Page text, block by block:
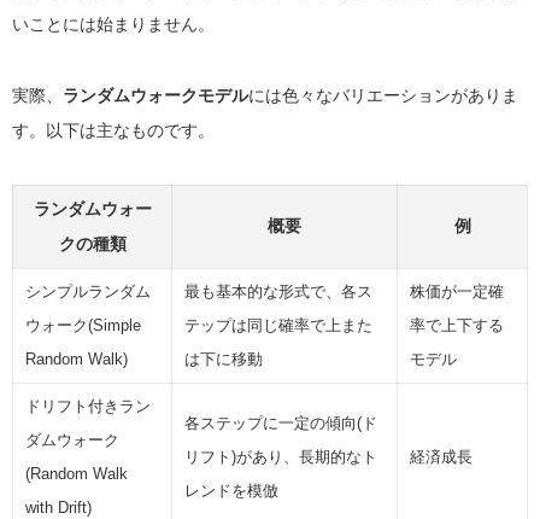
いことには始まりません。
実際、 ランダムウォークモデルには色々なバリエーションがありま
す。以下は主なものです。
ランダムウォー
クの種類
概要 例
シンプルランダム
ウォーク(Simple
Random Walk)
最も基本的な形式で、各ス
テップは同じ確率で上また
は下に移動
株価が一定確
率で上下する
モデル
ドリフト付きラン
ダムウォーク
(Random Walk
with Drift)
各ステップに一定の傾向(ド
リフト)があり、長期的なト
レンドを模倣
経済成長